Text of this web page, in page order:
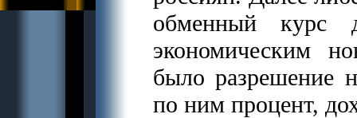
обменный курс
экономическим
было разрешение
по ним процент,